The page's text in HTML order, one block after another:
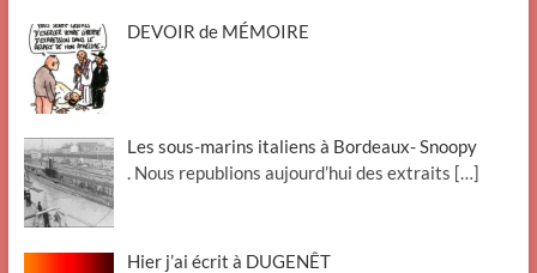
DEVOIR de MÉMOIRE
Les sous-marins italiens à Bordeaux- Snoopy
. Nous republions aujourd’hui des extraits […]
Hier j’ai écrit à DUGENÊT